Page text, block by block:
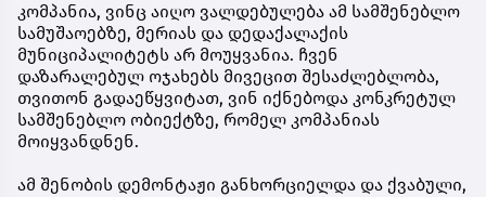
კომპანია, ვინც აიღო ვალდებულება ამ სამშენებლო
სამუშაოებზე, მერიას და დედაქალაქის
მუნიციპალიტეტს არ მოუყვანია. ჩვენ
დაზარალებულ ოჯახებს მივეცით შესაძლებლობა,
თვითონ გადაეწყვიტათ, ვინ იქნებოდა კონკრეტულ
სამშენებლო ობიექტზე, რომელ კომპანიას
მოიყვანდნენ.
ამ შენობის დემონტაჟი განხორციელდა და ქვაბული,